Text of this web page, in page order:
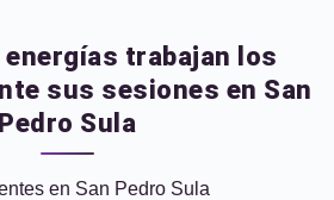
energías trabajan los
sus sesiones en San
Pedro Sula
en San Pedro Sula